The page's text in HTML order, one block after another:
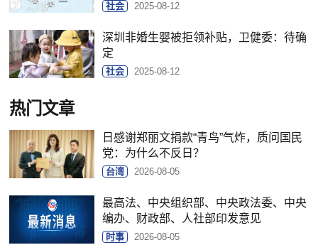
社会 2025-08-12
深圳非婚生婴被拒领补贴，卫健委：待确
定
社会 2025-08-12
热门文章
日感谢郑丽文捐款“青鸟”气炸，质问国民
党：为什么不反日？
台湾 2026-08-05
最高法、中央组织部、中央政法委、中央
编办、财政部、人社部印发意见
时事 2026-08-05